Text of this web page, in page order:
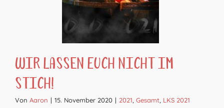
Wir lassen Euch nicht im
Stich!
Von Aaron | 15. November 2020 | 2021 Gesamt LKS 2021